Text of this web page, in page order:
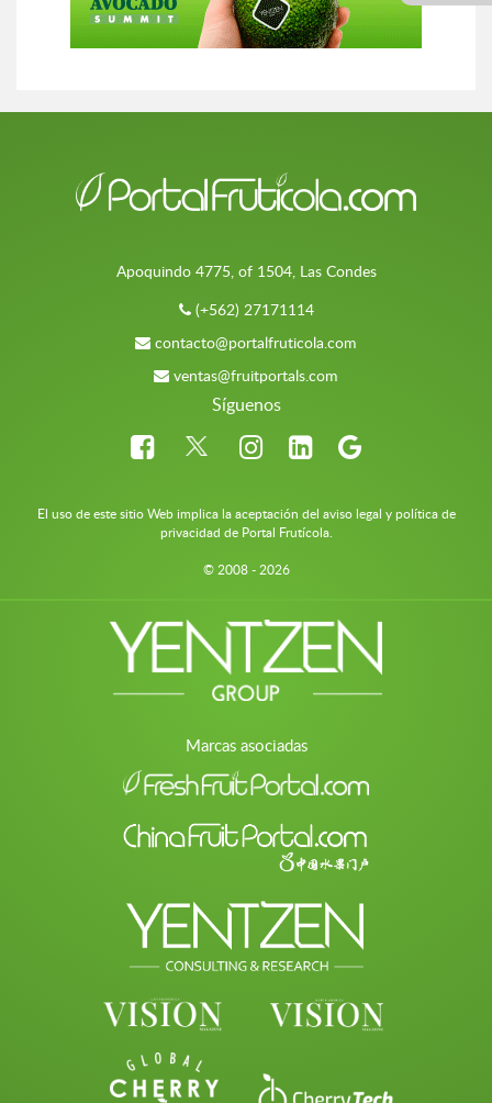
Apoquindo 4775, of 1504, Las Condes
(+562) 27171114
contacto@portalfruticola.com
ventas@fruitportals.com
Síguenos
El uso de este sitio Web implica la aceptación del aviso legal y política de
privacidad de Portal Frutícola.
© 2008 - 2026
Marcas asociadas